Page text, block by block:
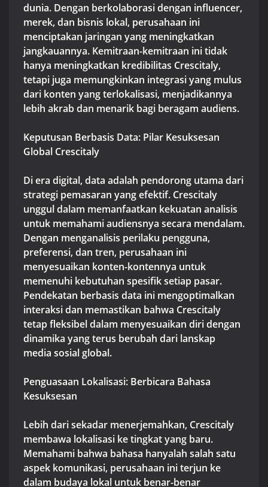
dunia. Dengan berkolaborasi dengan influencer,
merek, dan bisnis lokal, perusahaan ini
menciptakan jaringan yang meningkatkan
jangkauannya. Kemitraan-kemitraan ini tidak
hanya meningkatkan kredibilitas Crescitaly,
tetapi juga memungkinkan integrasi yang mulus
dari konten yang terlokalisasi, menjadikannya
lebih akrab dan menarik bagi beragam audiens.
Keputusan Berbasis Data: Pilar Kesuksesan
Global Crescitaly
Di era digital, data adalah pendorong utama dari
strategi pemasaran yang efektif. Crescitaly
unggul dalam memanfaatkan kekuatan analisis
untuk memahami audiensnya secara mendalam.
Dengan menganalisis perilaku pengguna,
preferensi, dan tren, perusahaan ini
menyesuaikan konten-kontennya untuk
memenuhi kebutuhan spesifik setiap pasar.
Pendekatan berbasis data ini mengoptimalkan
interaksi dan memastikan bahwa Crescitaly
tetap fleksibel dalam menyesuaikan diri dengan
dinamika yang terus berubah dari lanskap
media sosial global.
Penguasaan Lokalisasi: Berbicara Bahasa
Kesuksesan
Lebih dari sekadar menerjemahkan, Crescitaly
membawa lokalisasi ke tingkat yang baru.
Memahami bahwa bahasa hanyalah salah satu
aspek komunikasi, perusahaan ini terjun ke
dalam budaya lokal untuk benar-benar